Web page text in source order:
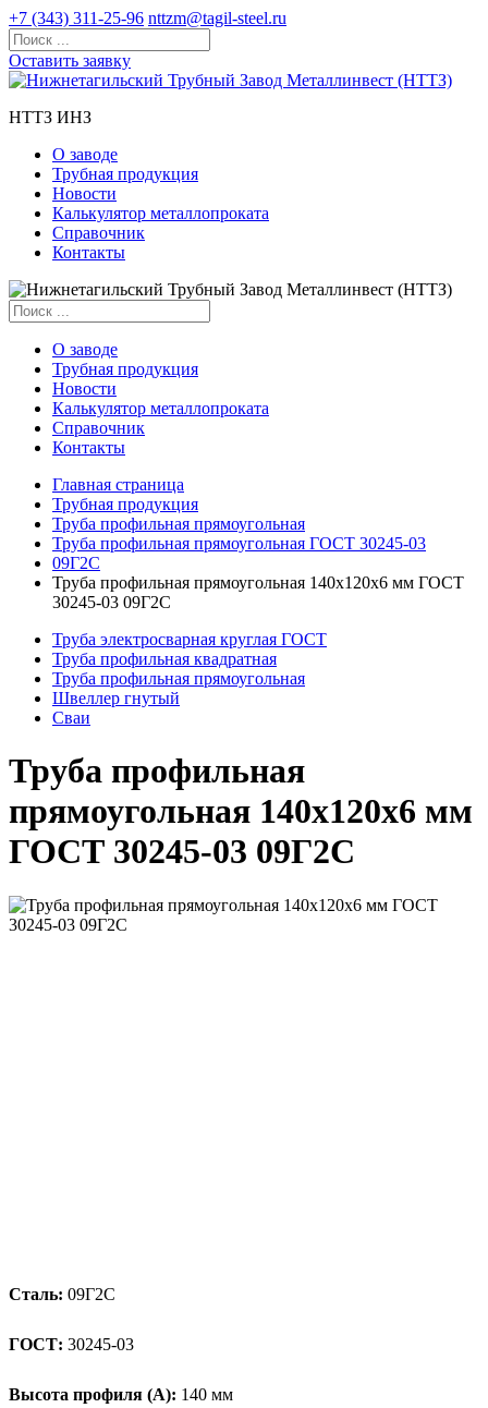
+7 (343) 311-25-96 nttzm@tagil-steel.ru
Оставить заявку
НТТЗ ИНЗ
О заводе
Трубная продукция
Новости
Калькулятор металлопроката
Справочник
Контакты
О заводе
Трубная продукция
Новости
Калькулятор металлопроката
Справочник
Контакты
Главная страница
Трубная продукция
Труба профильная прямоугольная
Труба профильная прямоугольная ГОСТ 30245-03
09Г2С
Труба профильная прямоугольная 140x120x6 мм ГОСТ
30245-03 09Г2С
Труба электросварная круглая ГОСТ
Труба профильная квадратная
Труба профильная прямоугольная
Швеллер гнутый
Сваи
Труба профильная
прямоугольная 140x120x6 мм
ГОСТ 30245-03 09Г2С
Сталь: 09Г2С
ГОСТ: 30245-03
Высота профиля (А): 140 мм